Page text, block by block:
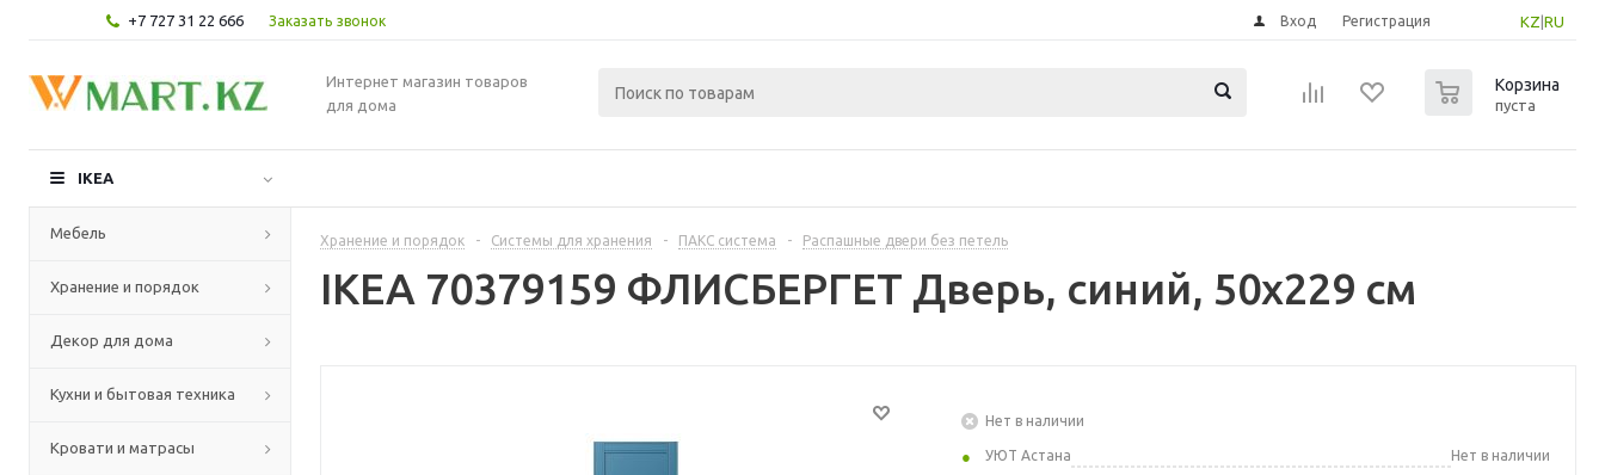
+7 727 31 22 666 Заказать звонок KZ RU
Вход Регистрация
Интернет магазин товаров
для дома
Корзина
пуста
IKEA
Мебель
Хранение и порядок
Декор для дома
Кухни и бытовая техника
Кровати и матрасы
Хранение и порядок - Системы для хранения - ПАКС система - Распашные двери без петель
IKEA 70379159 ФЛИСБЕРГЕТ Дверь, синий, 50x229 см
Нет в наличии
УЮТ Астана
Нет в наличии